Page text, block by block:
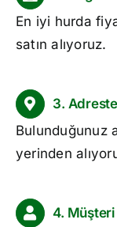
En iyi hurda
satın alıyoruz.
3.
Bulunduğunuz
yerinden
4.